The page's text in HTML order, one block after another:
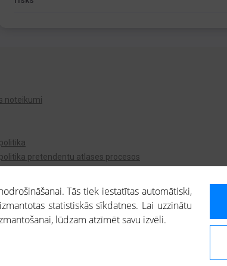
noteikumi
pretendentu atlases procesos
raksturs, un tai nav juridiska spēka. Portāla lietotājs, izmantojot
Tās tiek iestatītas automātiski,
statistiskās sīkdatnes. Lai uzzinātu
lūdzam atzīmēt savu izvēli.